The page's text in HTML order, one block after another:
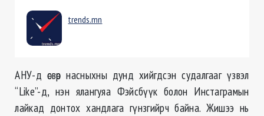
trends.mn
АНУ-д өсвөр насныхны дунд хийгдсэн судалгааг үзвэл
“Like”-д, нэн ялангуяа Фэйсбүүк болон Инстаграмын
лайкад донтох хандлага гүнзгийрч байна. Жишээ нь